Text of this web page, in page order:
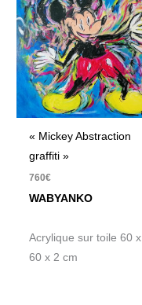
« Mickey Abstraction
graffiti »
760€
WABYANKO
Acrylique sur toile 60 x
60 x 2 cm